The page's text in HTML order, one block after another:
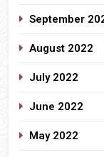
September
August 2022
July 2022
June 2022
May 2022